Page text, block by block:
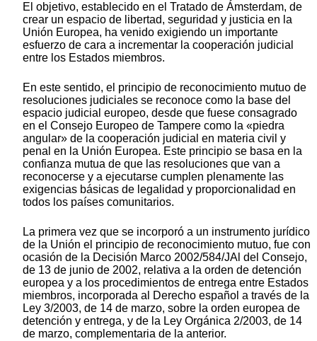
El objetivo, establecido en el Tratado de Ámsterdam, de
crear un espacio de libertad, seguridad y justicia en la
Unión Europea, ha venido exigiendo un importante
esfuerzo de cara a incrementar la cooperación judicial
entre los Estados miembros.
En este sentido, el principio de reconocimiento mutuo de
resoluciones judiciales se reconoce como la base del
espacio judicial europeo, desde que fuese consagrado
en el Consejo Europeo de Tampere como la «piedra
angular» de la cooperación judicial en materia civil y
penal en la Unión Europea. Este principio se basa en la
confianza mutua de que las resoluciones que van a
reconocerse y a ejecutarse cumplen plenamente las
exigencias básicas de legalidad y proporcionalidad en
todos los países comunitarios.
La primera vez que se incorporó a un instrumento jurídico
de la Unión el principio de reconocimiento mutuo, fue con
ocasión de la Decisión Marco 2002/584/JAl del Consejo,
de 13 de junio de 2002, relativa a la orden de detención
europea y a los procedimientos de entrega entre Estados
miembros, incorporada al Derecho español a través de la
Ley 3/2003, de 14 de marzo, sobre la orden europea de
detención y entrega, y de la Ley Orgánica 2/2003, de 14
de marzo, complementaria de la anterior.